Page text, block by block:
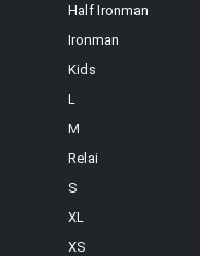
Half Ironman
Ironman
Kids
L
M
Relai
S
XL
XS